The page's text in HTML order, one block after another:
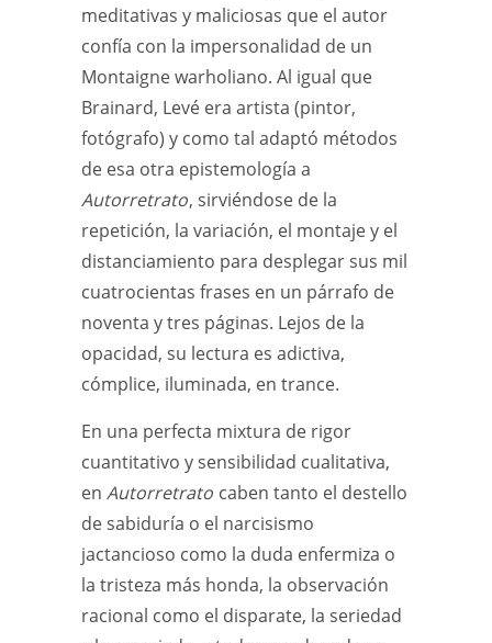
meditativas y maliciosas que el autor
confía con la impersonalidad de un
Montaigne warholiano. Al igual que
Brainard, Levé era artista (pintor,
fotógrafo) y como tal adaptó métodos
de esa otra epistemología a
Autorretrato, sirviéndose de la
repetición, la variación, el montaje y el
distanciamiento para desplegar sus mil
cuatrocientas frases en un párrafo de
noventa y tres páginas. Lejos de la
opacidad, su lectura es adictiva,
cómplice, iluminada, en trance.
En una perfecta mixtura de rigor
cuantitativo y sensibilidad cualitativa,
en Autorretrato caben tanto el destello
de sabiduría o el narcisismo
jactancioso como la duda enfermiza o
la tristeza más honda, la observación
racional como el disparate, la seriedad